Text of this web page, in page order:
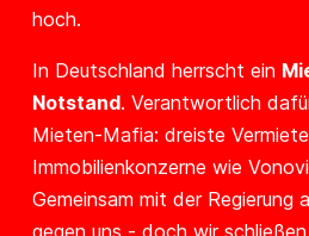
hoch.
In Deutschland herrscht ein
Notstand. Verantwortlich
Mieten-Mafia: dreiste
Immobilienkonzerne wie
Gemeinsam mit der Regierung
gegen uns - doch wir schließen